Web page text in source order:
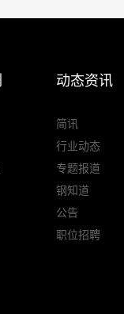
动态资讯
简讯
行业动态
专题报道
钢知道
公告
职位招聘